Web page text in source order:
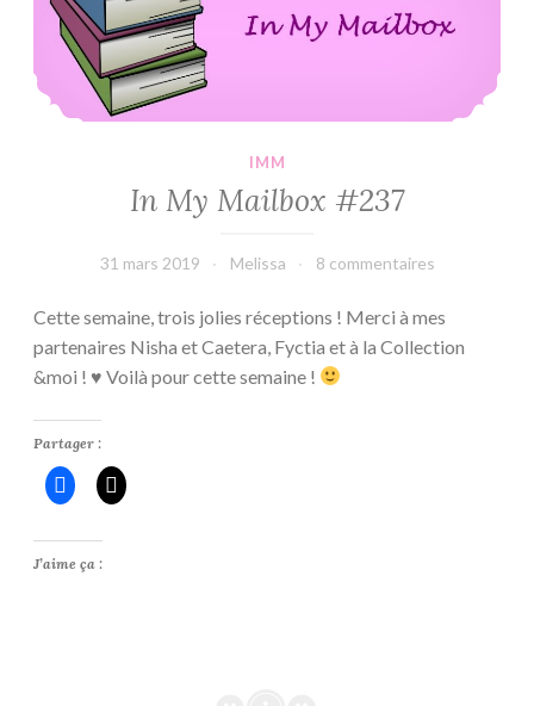
IMM
In My Mailbox #237
31 mars 2019 Melissa 8 commentaires
Cette semaine, trois jolies réceptions ! Merci à mes
partenaires Nisha et Caetera, Fyctia et à la Collection
&moi ! ♥ Voilà pour cette semaine !
Partager :
J’aime ça :